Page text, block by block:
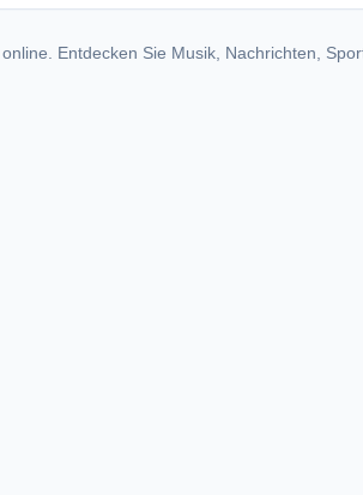
Entdecken Sie Musik, Nachrichten,